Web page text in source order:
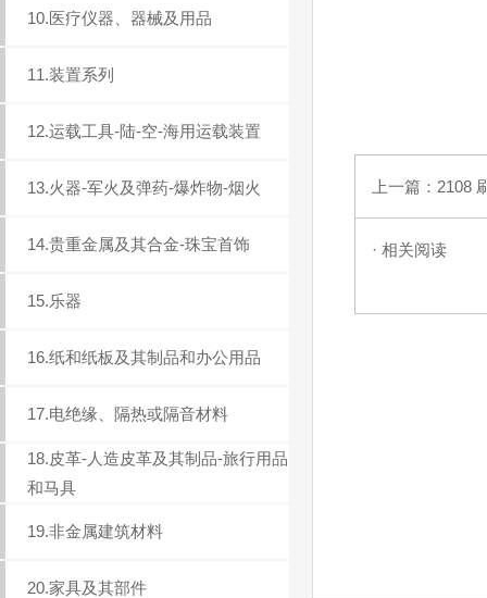
10.医疗仪器、器械及用品
11.装置系列
12.运载工具-陆-空-海用运载装置
13.火器-军火及弹药-爆炸物-烟火
14.贵重金属及其合金-珠宝首饰
15.乐器
16.纸和纸板及其制品和办公用品
17.电绝缘、隔热或隔音材料
18.皮革-人造皮革及其制品-旅行用品
和马具
19.非金属建筑材料
20.家具及其部件
上一篇： 2108
· 相关阅读